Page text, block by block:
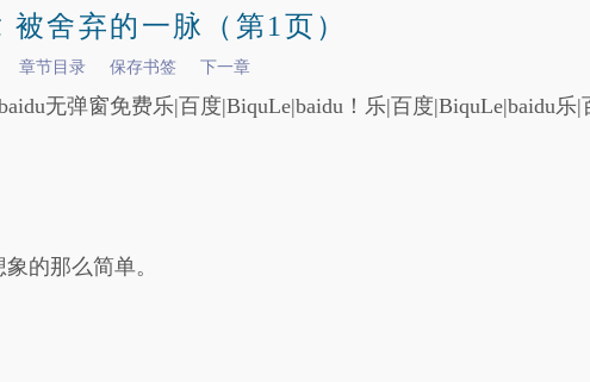
被舍弃的一脉（第1页）
章节目录 保存书签 下一章
无弹窗免费乐|百度|BiquLe|baidu！乐|百度|BiquLe|baidu乐|
的那么简单。